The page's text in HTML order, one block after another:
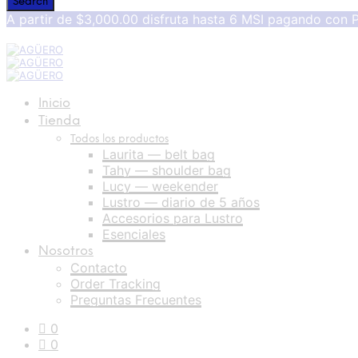
A partir de $3,000.00 disfruta hasta 6 MSI pagando con
Inicio
Tienda
Todos los productos
Laurita — belt bag
Tahy — shoulder bag
Lucy — weekender
Lustro — diario de 5 años
Accesorios para Lustro
Esenciales
Nosotros
Contacto
Order Tracking
Preguntas Frecuentes
0
0